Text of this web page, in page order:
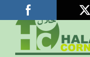
Langsung
ke